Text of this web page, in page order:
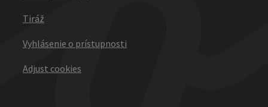
Tiráž
Vyhlásenie o prístupnosti
Adjust cookies